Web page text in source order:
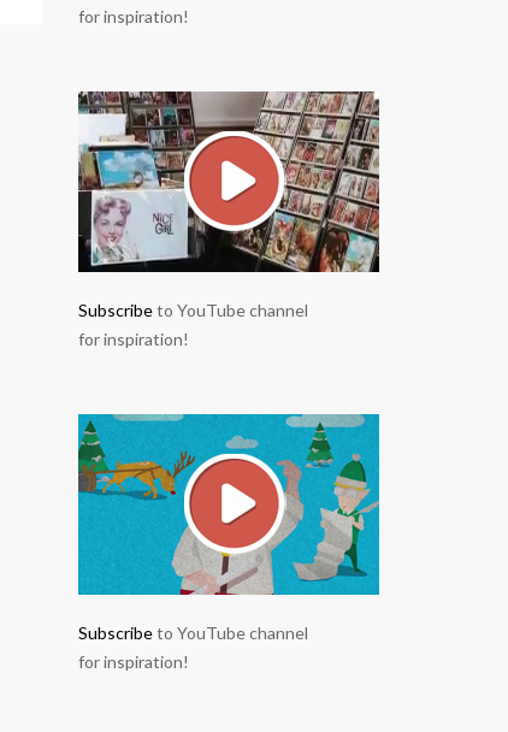
for inspiration!
Subscribeto YouTube channel
for inspiration!
Subscribeto YouTube channel
for inspiration!